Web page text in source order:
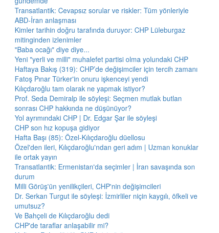
Transatlantik: Cevapsız sorular ve riskler: Tüm yönleriyle
ABD-İran anlaşması
Kimler tarihin doğru tarafında duruyor: CHP Lüleburgaz
mitinginden izlenimler
"Baba ocağı" diye diye...
Yeni "yerli ve milli" muhalefet partisi olma yolundaki CHP
Haftaya Bakış (319): CHP’de değişimciler için tercih zamanı
Fatoş Pınar Türker'in onuru işkenceyi yendi
Kılıçdaroğlu tam olarak ne yapmak istiyor?
Prof. Seda Demiralp ile söyleşi: Seçmen mutlak butlan
sonrası CHP hakkında ne düşünüyor?
Yol ayrımındaki CHP | Dr. Edgar Şar ile söyleşi
CHP son hız kopuşa gidiyor
Hafta Başı (85): Özel-Kılıçdaroğlu düellosu
Özel'den ileri, Kılıçdaroğlu'ndan geri adım | Uzman konuklar
ile ortak yayın
Transatlantik: Ermenistan'da seçimler | İran savaşında son
durum
Milli Görüş'ün yenilikçileri, CHP'nin değişimcileri
Dr. Serkan Turgut ile söyleşi: İzmirliler niçin kaygılı, öfkeli ve
umutsuz?
Ve Bahçeli de Kılıçdaroğlu dedi
CHP'de taraflar anlaşabilir mi?